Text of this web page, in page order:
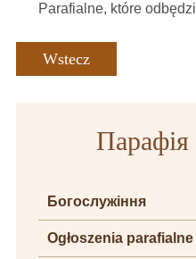
Parafialne, które
Wstecz
Парафія
Богослужіння
Ogłoszenia parafialne